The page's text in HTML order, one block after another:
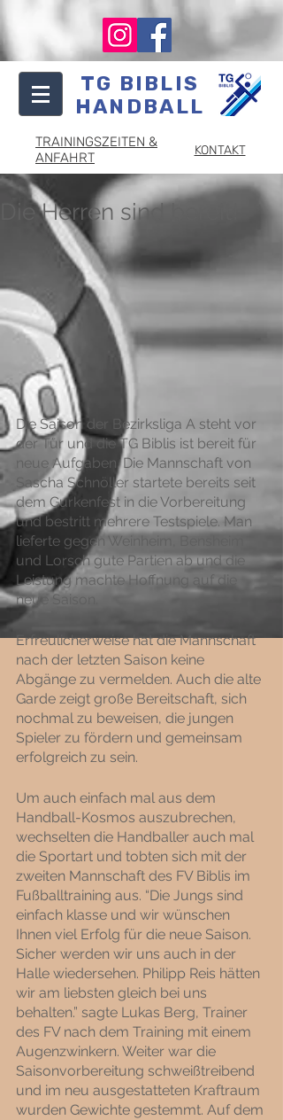
TG BIBLIS
HANDBALL
TRAININGSZEITEN &
ANFAHRT
KONTAKT
Die Herren sind bereit!
Die Saison der Bezirksliga A steht vor
der Tür und die TG Biblis ist bereit für
neue Aufgaben. Die Mannschaft von
Sascha Schnöller startete bereits seit
dem Gurkenfest in die Vorbereitung
und bestritt mehrere Testspiele. Man
lieferte gegen Weinheim, Bensheim
und Lorsch gute Partien ab und die
Leistung machte Hoffnung auf die
neue Saison.
Erfreulicherweise hat die Mannschaft
nach der letzten Saison keine
Abgänge zu vermelden. Auch die alte
Garde zeigt große Bereitschaft, sich
nochmal zu beweisen, die jungen
Spieler zu fördern und gemeinsam
erfolgreich zu sein.
Um auch einfach mal aus dem
Handball-Kosmos auszubrechen,
wechselten die Handballer auch mal
die Sportart und tobten sich mit der
zweiten Mannschaft des FV Biblis im
Fußballtraining aus. “Die Jungs sind
einfach klasse und wir wünschen
Ihnen viel Erfolg für die neue Saison.
Sicher werden wir uns auch in der
Halle wiedersehen. Philipp Reis hätten
wir am liebsten gleich bei uns
behalten.” sagte Lukas Berg, Trainer
des FV nach dem Training mit einem
Augenzwinkern. Weiter war die
Saisonvorbereitung schweißtreibend
und im neu ausgestatteten Kraftraum
wurden Gewichte gestemmt. Auf dem